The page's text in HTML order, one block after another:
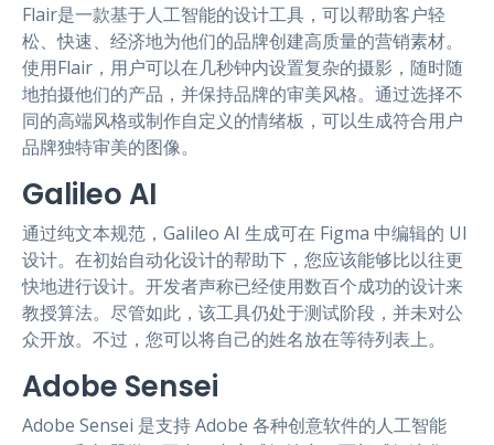
Flair是一款基于人工智能的设计工具，可以帮助客户轻
松、快速、经济地为他们的品牌创建高质量的营销素材。
使用Flair，用户可以在几秒钟内设置复杂的摄影，随时随
地拍摄他们的产品，并保持品牌的审美风格。通过选择不
同的高端风格或制作自定义的情绪板，可以生成符合用户
品牌独特审美的图像。
Galileo AI
通过纯文本规范，Galileo AI 生成可在 Figma 中编辑的 UI
设计。在初始自动化设计的帮助下，您应该能够比以往更
快地进行设计。开发者声称已经使用数百个成功的设计来
教授算法。尽管如此，该工具仍处于测试阶段，并未对公
众开放。不过，您可以将自己的姓名放在等待列表上。
Adobe Sensei
Adobe Sensei 是支持 Adobe 各种创意软件的人工智能